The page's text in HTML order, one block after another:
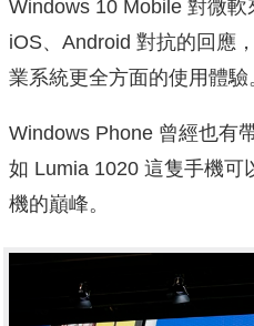
Windows 10 Mobile 對微
iOS、Android 對抗的回應
業系統更全方面的使用體驗
Windows Phone 曾經也有
如 Lumia 1020 這隻手機可
機的巔峰。